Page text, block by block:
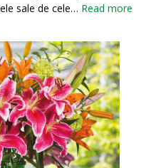
sale de cele… Read more